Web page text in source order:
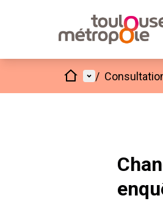
AccueilMenu principal
/